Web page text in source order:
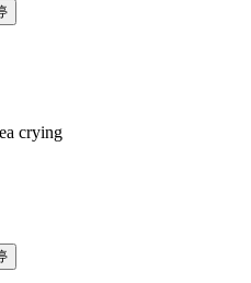
crying